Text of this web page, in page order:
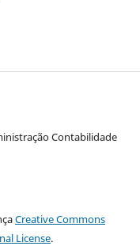
Contabilidade
Creative Commons
License.